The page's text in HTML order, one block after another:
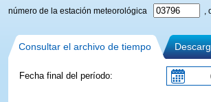
número de la estación meteorológica ,
Consultar el archivo de tiempo
Fecha final del período: